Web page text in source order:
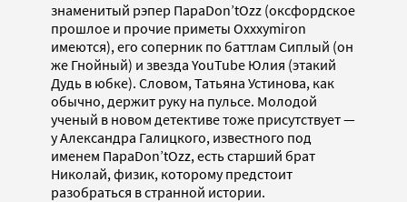
знаменитый рэпер ПараDon’tOzz (оксфордское
прошлое и прочие приметы Oxxxymiron
имеются), его соперник по баттлам Сиплый (он
же Гнойный) и звезда YouTube Юлия (этакий
Дудь в юбке). Словом, Татьяна Устинова, как
обычно, держит руку на пульсе. Молодой
ученый в новом детективе тоже присутствует —
у Александра Галицкого, известного под
именем ПараDon’tOzz, есть старший брат
Николай, физик, которому предстоит
разобраться в странной истории.